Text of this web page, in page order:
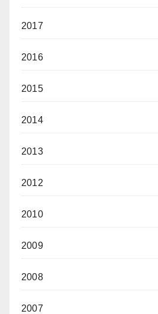
2017
2016
2015
2014
2013
2012
2010
2009
2008
2007